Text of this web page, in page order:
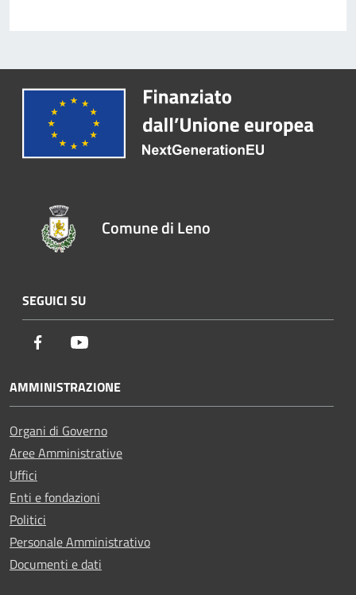
Comune di Leno
SEGUICI SU
Facebook
AMMINISTRAZIONE
Organi di Governo
Aree Amministrative
Uffici
Enti e fondazioni
Politici
Personale Amministrativo
Documenti e dati